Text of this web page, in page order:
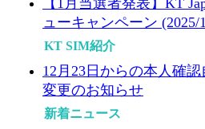
ューキャンペーン (2025/
KT SIM紹介
12月23日からの本人確
変更のお知らせ
新着ニュース